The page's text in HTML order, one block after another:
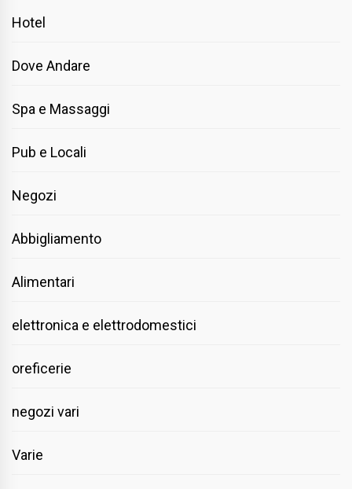
Hotel
Dove Andare
Spa e Massaggi
Pub e Locali
Negozi
Abbigliamento
Alimentari
elettronica e elettrodomestici
oreficerie
negozi vari
Varie